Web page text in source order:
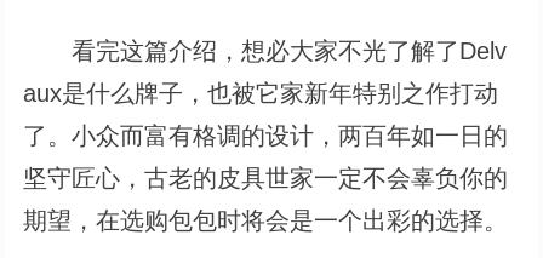
看完这篇介绍，想必大家不光了解了Delv
aux是什么牌子，也被它家新年特别之作打动
了。小众而富有格调的设计，两百年如一日的
坚守匠心，古老的皮具世家一定不会辜负你的
期望，在选购包包时将会是一个出彩的选择。